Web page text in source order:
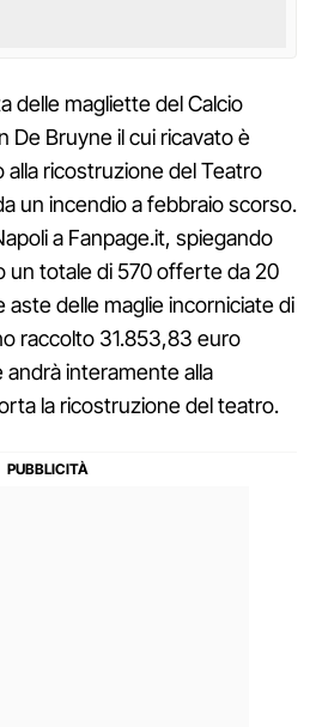
delle magliette del Calcio
De Bruyne il cui ricavato è
ricostruzione del Teatro
un incendio a febbraio scorso.
a Fanpage.it, spiegando
un totale di 570 offerte da 20
aste delle maglie incorniciate di
raccolto 31.853,83 euro
interamente alla
la ricostruzione del teatro.